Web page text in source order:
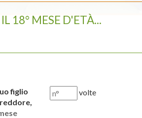
18° MESE D'ETÀ...
figlio
volte